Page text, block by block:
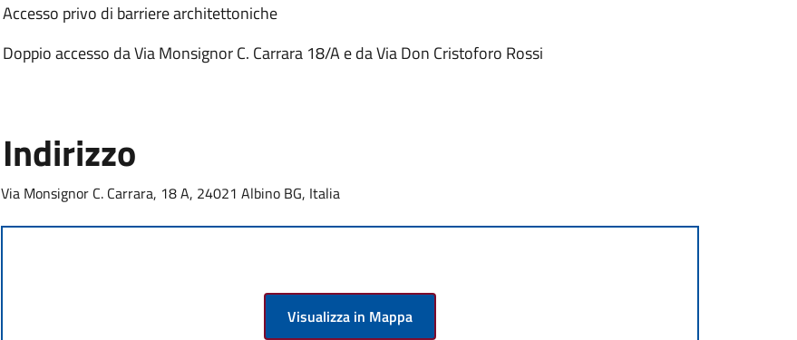
Accesso privo di barriere architettoniche
Doppio accesso da Via Monsignor C. Carrara 18/A e da Via Don Cristoforo Rossi
Indirizzo
Via Monsignor C. Carrara, 18 A, 24021 Albino BG, Italia
Visualizza in Mappa